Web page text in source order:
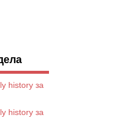
history за
history за